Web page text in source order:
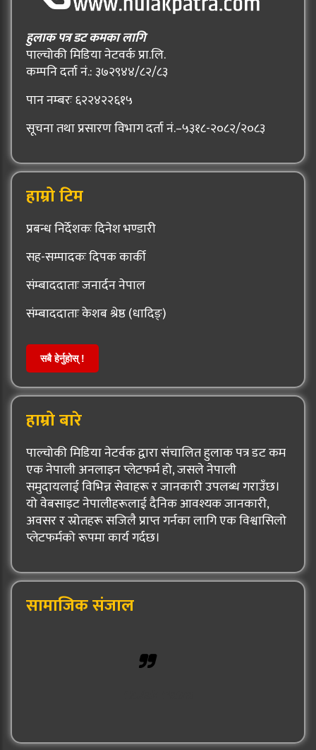
हुलाक पत्र डट कमका लागि
पाल्चोकी मिडिया नेटवर्क प्रा.लि.
कम्पनि दर्ता नं.: ३७२९४४/८२/८३
पान नम्बरः ६२२४२२६१५
सूचना तथा प्रसारण विभाग दर्ता नं.–५३१८-२०८२/२०८३
हाम्रो टिम
प्रबन्ध निर्देशकः दिनेश भण्डारी
सह-सम्पादकः दिपक कार्की
संम्बाददाताः जनार्दन नेपाल
संम्बाददाताः केशब श्रेष्ठ (धादिङ्)
सबै हेर्नुहोस् !
हाम्रो बारे
पाल्चोकी मिडिया नेटर्वक द्वारा संचालित हुलाक पत्र डट कम
एक नेपाली अनलाइन प्लेटफर्म हो, जसले नेपाली
समुदायलाई विभिन्न सेवाहरू र जानकारी उपलब्ध गराउँछ।
यो वेबसाइट नेपालीहरूलाई दैनिक आवश्यक जानकारी,
अवसर र स्रोतहरू सजिलै प्राप्त गर्नका लागि एक विश्वासिलो
प्लेटफर्मको रूपमा कार्य गर्दछ।
सामाजिक संजाल